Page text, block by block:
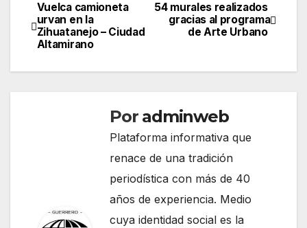
Navegación
de
entradas
54 murales realizados
gracias al programa
de Arte Urbano
Vuelca camioneta
urvan en la
Zihuatanejo – Ciudad
Altamirano
Por adminweb
Plataforma informativa que
renace de una tradición
periodística con más de 40
años de experiencia. Medio
cuya identidad social es la